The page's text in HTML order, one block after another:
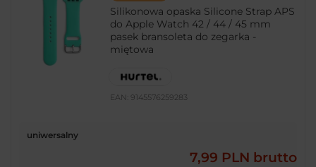
Silikonowa opaska Silicone Strap APS
do Apple Watch 42 / 44 / 45 mm
pasek bransoleta do zegarka -
miętowa
EAN: 9145576259283
uniwersalny
7,99 PLN brutto